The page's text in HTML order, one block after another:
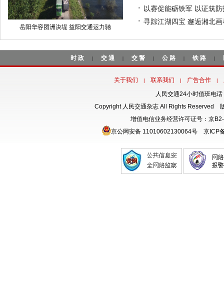
岳阳华容团洲决堤 益阳交通运力驰
以赛促能砺铁军 以证筑
寻踪江湖四宝 邂逅湘北
时政 | 交通 | 交警 | 公路 | 铁路 |
关于我们 | 联系我们 | 广告合作 |
人民交通24小时值班电
Copyright 人民交通杂志 All Rights Reserved
增值电信业务经营许可证号：京
京公网安备 11010602130064号
京ICP